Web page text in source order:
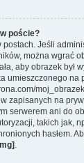
poście?
Jeśli
można wgrać
aby obrazek był
umieszczonego na
zapisanych na
serwerem ani do
takich jak,
hasłem.
.